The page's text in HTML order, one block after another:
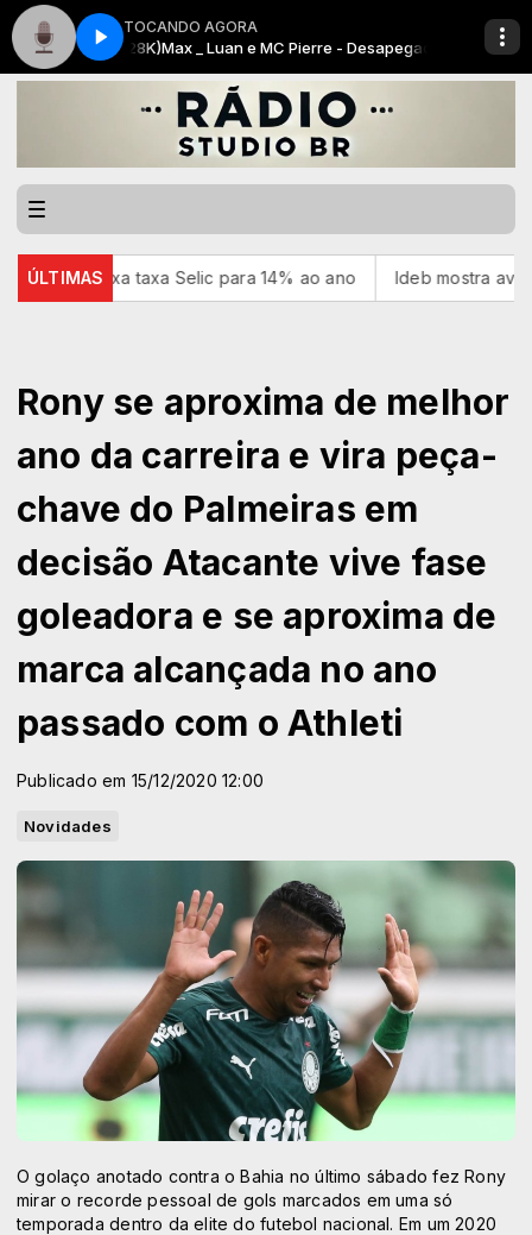
TOCANDO AGORA
Max _ Luan e MC Pierre - Desapegada (Clipe
ÚLTIMAS
taxa Selic para 14% ao ano Ideb mostra avanço da
Rony se aproxima de melhor
ano da carreira e vira peça-
chave do Palmeiras em
decisão Atacante vive fase
goleadora e se aproxima de
marca alcançada no ano
passado com o Athleti
Publicado em 15/12/2020 12:00
Novidades
O golaço anotado contra o Bahia no último sábado fez Rony
mirar o recorde pessoal de gols marcados em uma só
temporada dentro da elite do futebol nacional. Em um 2020